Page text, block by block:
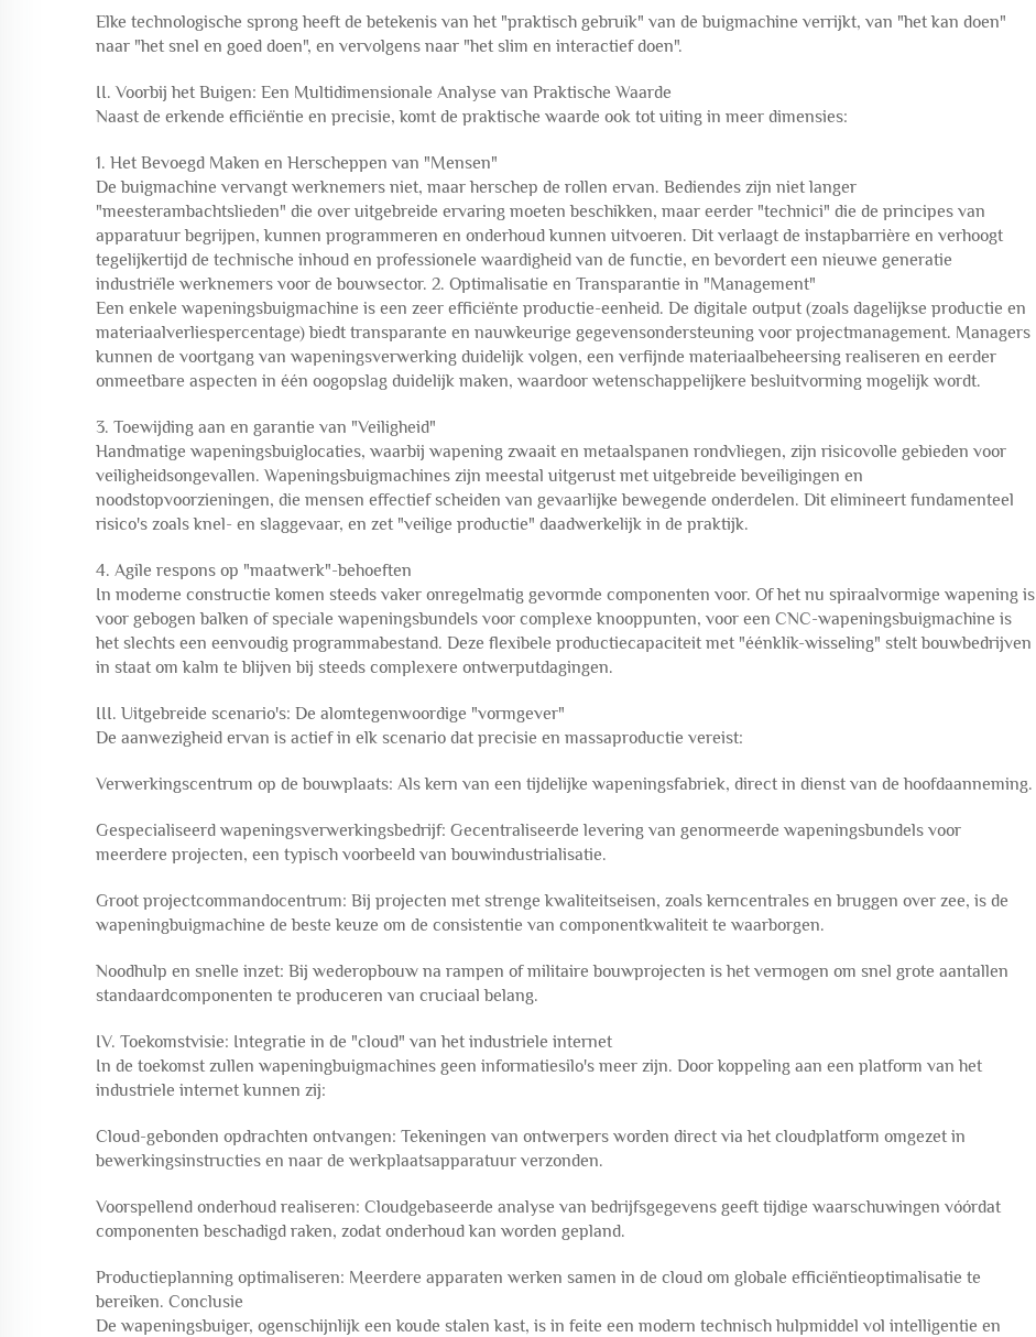
Elke technologische sprong heeft de betekenis van het "praktisch gebruik" van de buigmachine verrijkt, van "het kan doen"
naar "het snel en goed doen", en vervolgens naar "het slim en interactief doen".
II. Voorbij het Buigen: Een Multidimensionale Analyse van Praktische Waarde
Naast de erkende efficiëntie en precisie, komt de praktische waarde ook tot uiting in meer dimensies:
1. Het Bevoegd Maken en Herscheppen van "Mensen"
De buigmachine vervangt werknemers niet, maar herschep de rollen ervan. Bediendes zijn niet langer
"meesterambachtslieden" die over uitgebreide ervaring moeten beschikken, maar eerder "technici" die de principes van
apparatuur begrijpen, kunnen programmeren en onderhoud kunnen uitvoeren. Dit verlaagt de instapbarrière en verhoogt
tegelijkertijd de technische inhoud en professionele waardigheid van de functie, en bevordert een nieuwe generatie
industriële werknemers voor de bouwsector. 2. Optimalisatie en Transparantie in "Management"
Een enkele wapeningsbuigmachine is een zeer efficiënte productie-eenheid. De digitale output (zoals dagelijkse productie en
materiaalverliespercentage) biedt transparante en nauwkeurige gegevensondersteuning voor projectmanagement. Managers
kunnen de voortgang van wapeningsverwerking duidelijk volgen, een verfijnde materiaalbeheersing realiseren en eerder
onmeetbare aspecten in één oogopslag duidelijk maken, waardoor wetenschappelijkere besluitvorming mogelijk wordt.
3. Toewijding aan en garantie van "Veiligheid"
Handmatige wapeningsbuiglocaties, waarbij wapening zwaait en metaalspanen rondvliegen, zijn risicovolle gebieden voor
veiligheidsongevallen. Wapeningsbuigmachines zijn meestal uitgerust met uitgebreide beveiligingen en
noodstopvoorzieningen, die mensen effectief scheiden van gevaarlijke bewegende onderdelen. Dit elimineert fundamenteel
risico's zoals knel- en slaggevaar, en zet "veilige productie" daadwerkelijk in de praktijk.
4. Agile respons op "maatwerk"-behoeften
In moderne constructie komen steeds vaker onregelmatig gevormde componenten voor. Of het nu spiraalvormige wapening is
voor gebogen balken of speciale wapeningsbundels voor complexe knooppunten, voor een CNC-wapeningsbuigmachine is
het slechts een eenvoudig programmabestand. Deze flexibele productiecapaciteit met "éénklik-wisseling" stelt bouwbedrijven
in staat om kalm te blijven bij steeds complexere ontwerputdagingen.
III. Uitgebreide scenario's: De alomtegenwoordige "vormgever"
De aanwezigheid ervan is actief in elk scenario dat precisie en massaproductie vereist:
Verwerkingscentrum op de bouwplaats: Als kern van een tijdelijke wapeningsfabriek, direct in dienst van de hoofdaanneming.
Gespecialiseerd wapeningsverwerkingsbedrijf: Gecentraliseerde levering van genormeerde wapeningsbundels voor
meerdere projecten, een typisch voorbeeld van bouwindustrialisatie.
Groot projectcommandocentrum: Bij projecten met strenge kwaliteitseisen, zoals kerncentrales en bruggen over zee, is de
wapeningbuigmachine de beste keuze om de consistentie van componentkwaliteit te waarborgen.
Noodhulp en snelle inzet: Bij wederopbouw na rampen of militaire bouwprojecten is het vermogen om snel grote aantallen
standaardcomponenten te produceren van cruciaal belang.
IV. Toekomstvisie: Integratie in de "cloud" van het industriele internet
In de toekomst zullen wapeningbuigmachines geen informatiesilo's meer zijn. Door koppeling aan een platform van het
industriele internet kunnen zij:
Cloud-gebonden opdrachten ontvangen: Tekeningen van ontwerpers worden direct via het cloudplatform omgezet in
bewerkingsinstructies en naar de werkplaatsapparatuur verzonden.
Voorspellend onderhoud realiseren: Cloudgebaseerde analyse van bedrijfsgegevens geeft tijdige waarschuwingen vóórdat
componenten beschadigd raken, zodat onderhoud kan worden gepland.
Productieplanning optimaliseren: Meerdere apparaten werken samen in de cloud om globale efficiëntieoptimalisatie te
bereiken. Conclusie
De wapeningsbuiger, ogenschijnlijk een koude stalen kast, is in feite een modern technisch hulpmiddel vol intelligentie en